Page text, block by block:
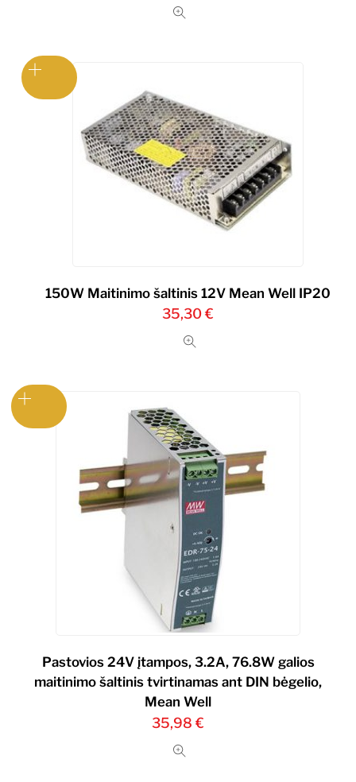
150W Maitinimo šaltinis 12V Mean Well IP20
35,30€
Pastovios 24V įtampos, 3.2A, 76.8W galios
maitinimo šaltinis tvirtinamas ant DIN bėgelio,
Mean Well
35,98 €